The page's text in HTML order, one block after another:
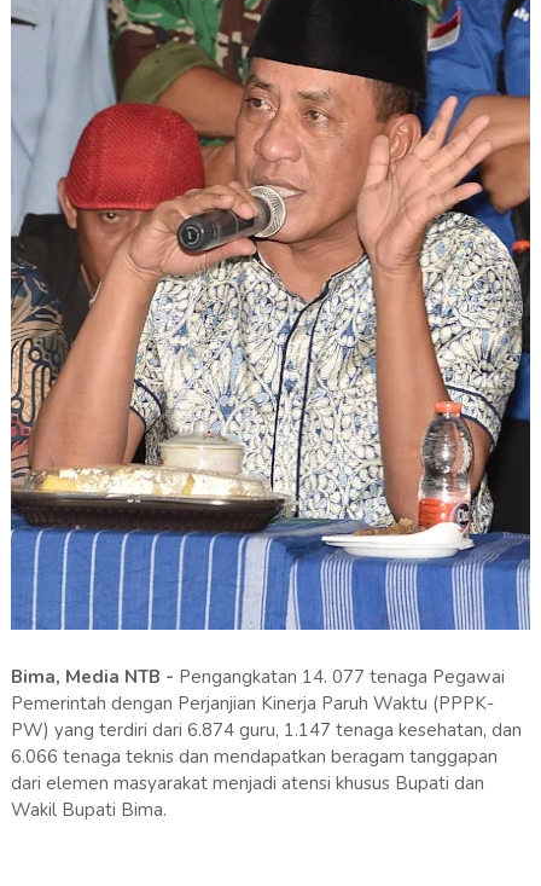
Bima, Media NTB - Pengangkatan 14. 077 tenaga Pegawai
Pemerintah dengan Perjanjian Kinerja Paruh Waktu (PPPK-
PW) yang terdiri dari 6.874 guru, 1.147 tenaga kesehatan, dan
6.066 tenaga teknis dan mendapatkan beragam tanggapan
dari elemen masyarakat menjadi atensi khusus Bupati dan
Wakil Bupati Bima.